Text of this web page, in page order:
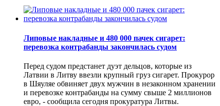
Липовые накладные и 480 000 пачек сигарет:
перевозка контрабанды закончилась судом
Перед судом предстанет дуэт дельцов, которые из
Латвии в Литву ввезли крупный груз сигарет. Прокурор
в Шяуляе обвиняет двух мужчин в незаконном хранении
и перевозке контрабанды на сумму свыше 2 миллионов
евро, - сообщила сегодня прокуратура Литвы.